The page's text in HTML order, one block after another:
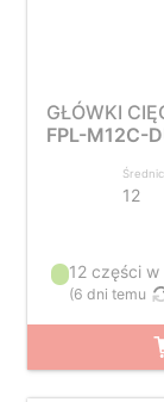
GŁÓWKI
FPL-M12C-
12
12 części
(6 dni temu